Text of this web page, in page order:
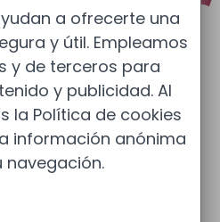
a ofrecerte una
y útil. Empleamos
y de terceros para
y publicidad. Al
la Política de cookies
información anónima
navegación.